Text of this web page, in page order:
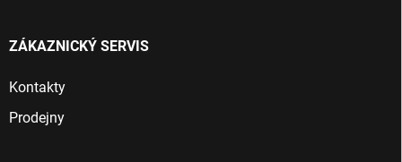
ZÁKAZNICKÝ SERVIS
Kontakty
Prodejny